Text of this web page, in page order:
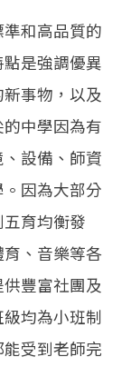
和高品質的
是強調優異
事物，以及
中學因為有
設備、師資
因為大部分
育均衡發
、音樂等各
豐富社團及
均為小班制
受到老師完